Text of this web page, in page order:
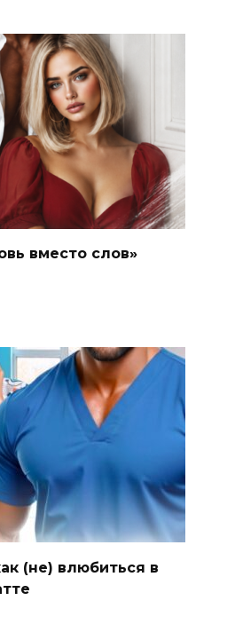
вместо слов»
(не) влюбиться в